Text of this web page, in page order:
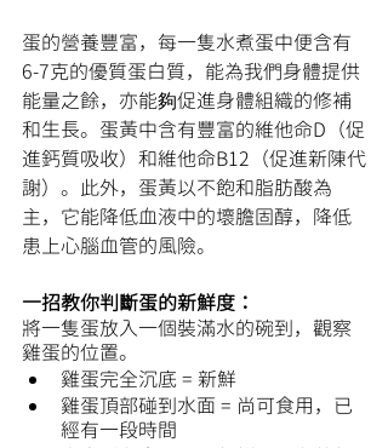
蛋的營養豐富，每一隻水煮蛋中便含有
6-7克的優質蛋白質，能為我們身體提供
能量之餘，亦能夠促進身體組織的修補
和生長。蛋黃中含有豐富的維他命D（促
進鈣質吸收）和維他命B12（促進新陳代
謝）。此外，蛋黃以不飽和脂肪酸為
主，它能降低血液中的壞膽固醇，降低
患上心腦血管的風險。
一招教你判斷蛋的新鮮度：
將一隻蛋放入一個裝滿水的碗到，觀察
雞蛋的位置。
雞蛋完全沉底 = 新鮮
雞蛋頂部碰到水面 = 尚可食用，已
經有一段時間